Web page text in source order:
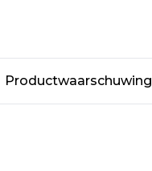
Productwaarschuwing